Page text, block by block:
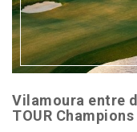
Vilamoura entre
TOUR Champions